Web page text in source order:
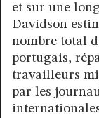
et sur une
Davidson
nombre total
portugais,
travailleurs
par les